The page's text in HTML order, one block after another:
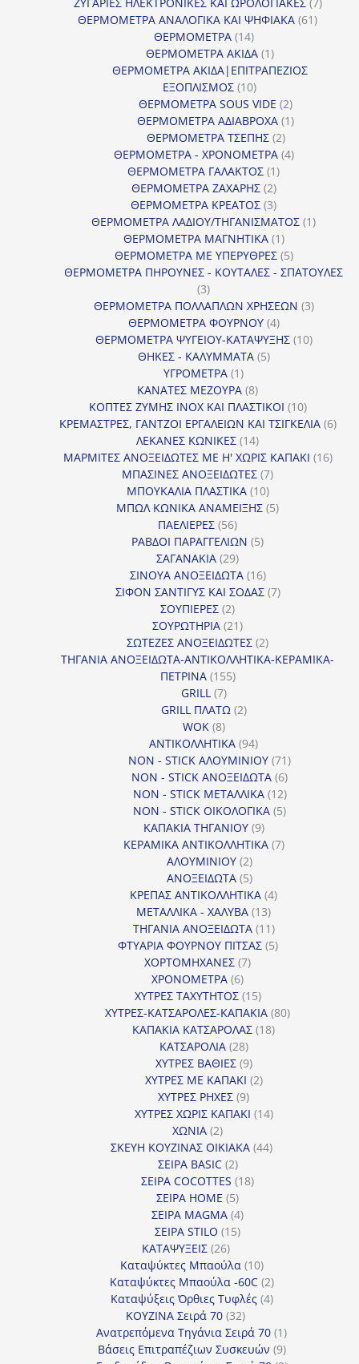
ΘΕΡΜΟΜΕΤΡΑ ΑΝΑΛΟΓΙΚΑ ΚΑΙ ΨΗΦΙΑΚΑ 6161
ΘΕΡΜΟΜΕΤΡΑ 1414
προϊόντα
ΘΕΡΜΟΜΕΤΡΑ ΑΚΙΔΑ 11
προϊόν
ΘΕΡΜΟΜΕΤΡΑ ΑΚΙΔΑ|ΕΠΙΤΡΑΠΕΖΙΟΣ
ΕΞΟΠΛΙΣΜΟΣ 1010
προϊόντα
ΘΕΡΜΟΜΕΤΡΑ SOUS VIDE 22
προϊόντα
ΘΕΡΜΟΜΕΤΡΑ ΑΔΙΑΒΡΟΧΑ 11
ΘΕΡΜΟΜΕΤΡΑ ΤΣΕΠΗΣ 22
προϊόντα
ΘΕΡΜΟΜΕΤΡΑ - ΧΡΟΝΟΜΕΤΡΑ 44
ΘΕΡΜΟΜΕΤΡΑ ΓΑΛΑΚΤΟΣ 11
προϊόν
ΘΕΡΜΟΜΕΤΡΑ ΖΑΧΑΡΗΣ 22
προϊόντα
ΘΕΡΜΟΜΕΤΡΑ ΚΡΕΑΤΟΣ 33
προϊόντα
ΘΕΡΜΟΜΕΤΡΑ ΛΑΔΙΟΥ/ΤΗΓΑΝΙΣΜΑΤΟΣ 11
ΘΕΡΜΟΜΕΤΡΑ ΜΑΓΝΗΤΙΚΑ 11
προϊόν
ΘΕΡΜΟΜΕΤΡΑ ΜΕ ΥΠΕΡΥΘΡΕΣ 55
προϊόντα
ΘΕΡΜΟΜΕΤΡΑ ΠΗΡΟΥΝΕΣ - ΚΟΥΤΑΛΕΣ - ΣΠΑΤΟΥΛΕΣ
33
προϊόντα
ΘΕΡΜΟΜΕΤΡΑ ΠΟΛΛΑΠΛΩΝ ΧΡΗΣΕΩΝ 33
ΘΕΡΜΟΜΕΤΡΑ ΦΟΥΡΝΟΥ 44
προϊόντα
ΘΕΡΜΟΜΕΤΡΑ ΨΥΓΕΙΟΥ-ΚΑΤΑΨΥΞΗΣ 1010
ΘΗΚΕΣ - ΚΑΛΥΜΜΑΤΑ 55
ΥΓΡΟΜΕΤΡΑ 11
προϊόν
ΚΑΝΑΤΕΣ ΜΕΖΟΥΡΑ 88
προϊόντα
ΚΟΠΤΕΣ ΖΥΜΗΣ INOX ΚΑΙ ΠΛΑΣΤΙΚΟΙ 1010
προϊόντα
ΚΡΕΜΑΣΤΡΕΣ, ΓΑΝΤΖΟΙ ΕΡΓΑΛΕΙΩΝ ΚΑΙ ΤΣΙΓΚΕΛΙΑ 66
ΛΕΚΑΝΕΣ ΚΩΝΙΚΕΣ 1414
προϊόντα
ΜΑΡΜΙΤΕΣ ΑΝΟΞΕΙΔΩΤΕΣ ΜΕ Η' ΧΩΡΙΣ ΚΑΠΑΚΙ 1616
ΜΠΑΣΙΝΕΣ ΑΝΟΞΕΙΔΩΤΕΣ 77
ΜΠΟΥΚΑΛΙΑ ΠΛΑΣΤΙΚΑ 1010
προϊόντα
ΜΠΩΛ ΚΩΝΙΚΑ ΑΝΑΜΕΙΞΗΣ 55
ΠΑΕΛΙΕΡΕΣ 5656
προϊόντα
ΡΑΒΔΟΙ ΠΑΡΑΓΓΕΛΙΩΝ 55
ΣΑΓΑΝΑΚΙΑ 2929
προϊόντα
ΣΙΝΟΥΑ ΑΝΟΞΕΙΔΩΤΑ 1616
προϊόντα
ΣΙΦΟΝ ΣΑΝΤΙΓΥΣ ΚΑΙ ΣΟΔΑΣ 77
ΣΟΥΠΙΕΡΕΣ 22
προϊόντα
ΣΟΥΡΩΤΗΡΙΑ 2121
προϊόντα
ΣΩΤΕΖΕΣ ΑΝΟΞΕΙΔΩΤΕΣ 22
προϊόντα
ΤΗΓΑΝΙΑ ΑΝΟΞΕΙΔΩΤΑ-ΑΝΤΙΚΟΛΛΗΤΙΚΑ-ΚΕΡΑΜΙΚΑ-
ΠΕΤΡΙΝΑ 155155
GRILL 77
προϊόντα
GRILL ΠΛΑΤΩ 22
WOK 88
προϊόντα
ΑΝΤΙΚΟΛΛΗΤΙΚΑ 9494
προϊόντα
NON - STICK ΑΛΟΥΜΙΝΙΟΥ 7171
προϊόντα
NON - STICK ΑΝΟΞΕΙΔΩΤΑ 66
προϊόντα
NON - STICK ΜΕΤΑΛΛΙΚΑ 1212
προϊόντα
NON - STICK ΟΙΚΟΛΟΓΙΚΑ 55
ΚΑΠΑΚΙΑ ΤΗΓΑΝΙΟΥ 99
προϊόντα
ΚΕΡΑΜΙΚΑ ΑΝΤΙΚΟΛΛΗΤΙΚΑ 77
ΑΛΟΥΜΙΝΙΟΥ 22
προϊόντα
ΑΝΟΞΕΙΔΩΤΑ 55
προϊόντα
ΚΡΕΠΑΣ ΑΝΤΙΚΟΛΛΗΤΙΚΑ 44
ΜΕΤΑΛΛΙΚΑ - ΧΑΛΥΒΑ 1313
προϊόντα
ΤΗΓΑΝΙΑ ΑΝΟΞΕΙΔΩΤΑ 1111
προϊόντα
ΦΤΥΑΡΙΑ ΦΟΥΡΝΟΥ ΠΙΤΣΑΣ 55
ΧΟΡΤΟΜΗΧΑΝΕΣ 77
ΧΡΟΝΟΜΕΤΡΑ 66
προϊόντα
ΧΥΤΡΕΣ ΤΑΧΥΤΗΤΟΣ 1515
προϊόντα
ΧΥΤΡΕΣ-ΚΑΤΣΑΡΟΛΕΣ-ΚΑΠΑΚΙΑ 8080
ΚΑΠΑΚΙΑ ΚΑΤΣΑΡΟΛΑΣ 1818
ΚΑΤΣΑΡΟΛΙΑ 2828
προϊόντα
ΧΥΤΡΕΣ ΒΑΘΙΕΣ 99
προϊόντα
ΧΥΤΡΕΣ ΜΕ ΚΑΠΑΚΙ 22
ΧΥΤΡΕΣ ΡΗΧΕΣ 99
προϊόντα
ΧΥΤΡΕΣ ΧΩΡΙΣ ΚΑΠΑΚΙ 1414
ΧΩΝΙΑ 22
προϊόντα
ΣΚΕΥΗ ΚΟΥΖΙΝΑΣ ΟΙΚΙΑΚΑ 4444
ΣΕΙΡΑ BASIC 22
προϊόντα
ΣΕΙΡΑ COCOTTES 1818
ΣΕΙΡΑ HOME 55
προϊόντα
ΣΕΙΡΑ MAGMA 44
προϊόντα
ΣΕΙΡΑ STILO 1515
ΚΑΤΑΨΥΞΕΙΣ 2626
προϊόντα
Καταψύκτες Μπαούλα 1010
προϊόντα
Καταψύκτες Μπαούλα -60C 22
προϊόντα
Καταψύξεις Όρθιες Τυφλές 44
ΚΟΥΖΙΝΑ Σειρά 70 3232
προϊόντα
Ανατρεπόμενα Τηγάνια Σειρά 70 11
προϊόν
Βάσεις Επιτραπέζιων Συσκευών 99